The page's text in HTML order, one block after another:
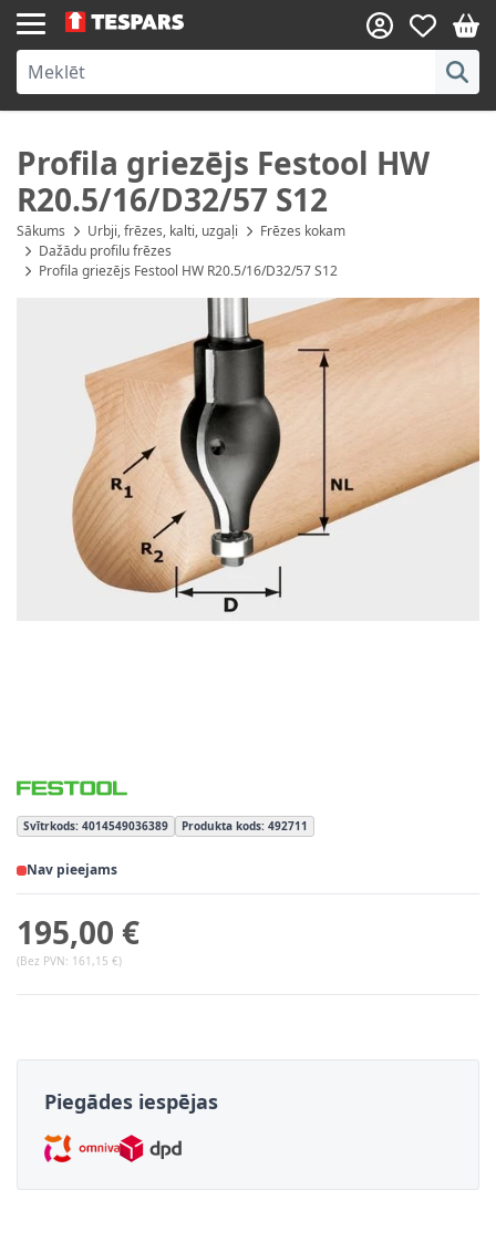
Skip to Content
Profila griezējs Festool HW
R20.5/16/D32/57 S12
Sākums Urbji, frēzes, kalti, uzgaļi
Frēzes kokam
Dažādu profilu frēzes
Profila griezējs Festool HW R20.5/16/D32/57 S12
Svītrkods: 4014549036389 Produkta kods: 492711
Nav pieejams
195,00 €
(Bez PVN: 161,15 €)
Piegādes iespējas